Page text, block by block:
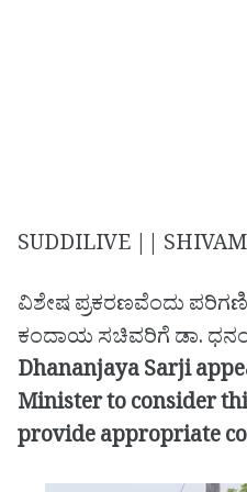
SUDDILIVE ||
ವಿಶೇಷ ಪ್ರಕರಣವೆಂದು
ಕಂದಾಯ ಸಚಿವರಿಗೆ ಡಾ.
Dhananjaya Sarji
Minister to consider
provide appropriate